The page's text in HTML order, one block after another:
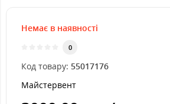
Немає в наявності
0
Код товару: 55017176
Майстервент